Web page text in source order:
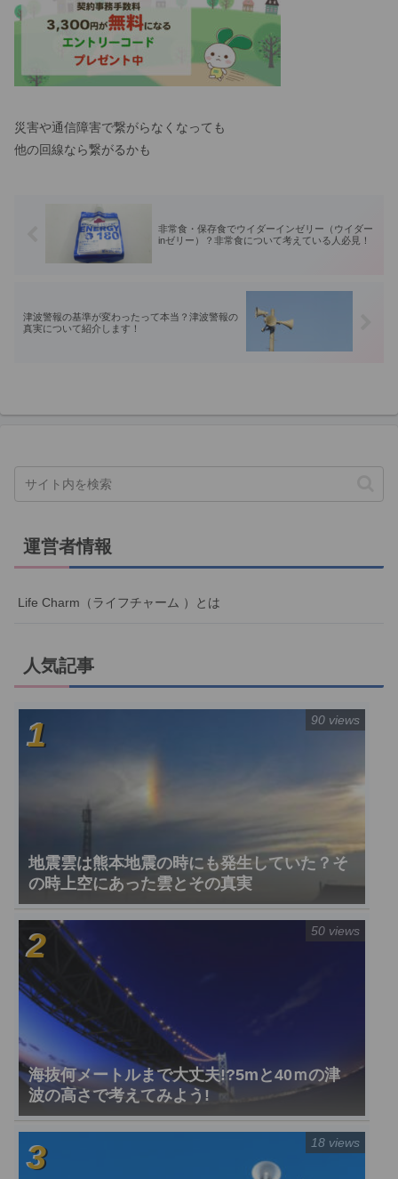
災害や通信障害で繋がらなくなっても
他の回線なら繋がるかも
非常食・保存食でウイダーインゼリー（ウイダー
inゼリー）？非常食について考えている人必見！
津波警報の基準が変わったって本当？津波警報の
真実について紹介します！
運営者情報
Life Charm（ライフチャーム ）とは
人気記事
地震雲は熊本地震の時にも発生していた？そ
の時上空にあった雲とその真実
90 views
海抜何メートルまで大丈夫!?5mと40ｍの津
波の高さで考えてみよう!
50 views
18 views